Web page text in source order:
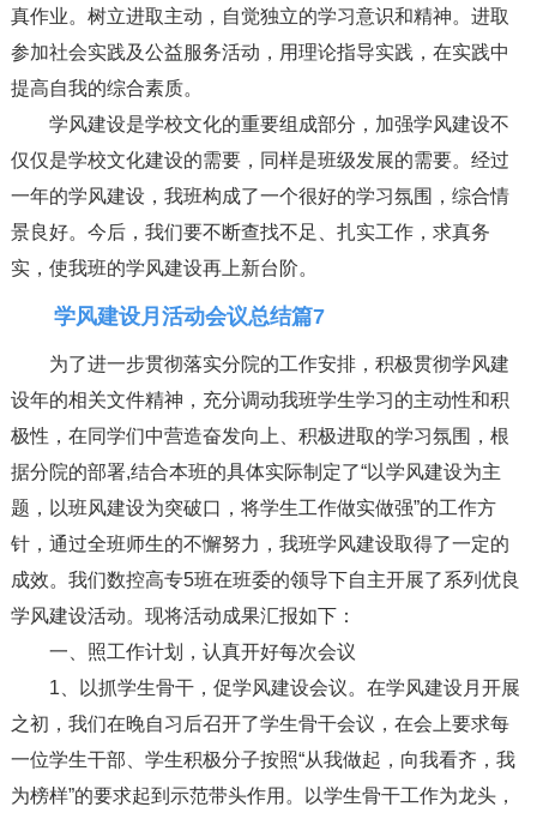
真作业。树立进取主动，自觉独立的学习意识和精神。进取
参加社会实践及公益服务活动，用理论指导实践，在实践中
提高自我的综合素质。
学风建设是学校文化的重要组成部分，加强学风建设不
仅仅是学校文化建设的需要，同样是班级发展的需要。经过
一年的学风建设，我班构成了一个很好的学习氛围，综合情
景良好。今后，我们要不断查找不足、扎实工作，求真务
实，使我班的学风建设再上新台阶。
学风建设月活动会议总结篇7
为了进一步贯彻落实分院的工作安排，积极贯彻学风建
设年的相关文件精神，充分调动我班学生学习的主动性和积
极性，在同学们中营造奋发向上、积极进取的学习氛围，根
据分院的部署,结合本班的具体实际制定了“以学风建设为主
题，以班风建设为突破口，将学生工作做实做强”的工作方
针，通过全班师生的不懈努力，我班学风建设取得了一定的
成效。我们数控高专5班在班委的领导下自主开展了系列优良
学风建设活动。现将活动成果汇报如下：
一、照工作计划，认真开好每次会议
1、以抓学生骨干，促学风建设会议。在学风建设月开展
之初，我们在晚自习后召开了学生骨干会议，在会上要求每
一位学生干部、学生积极分子按照“从我做起，向我看齐，我
为榜样”的要求起到示范带头作用。以学生骨干工作为龙头，